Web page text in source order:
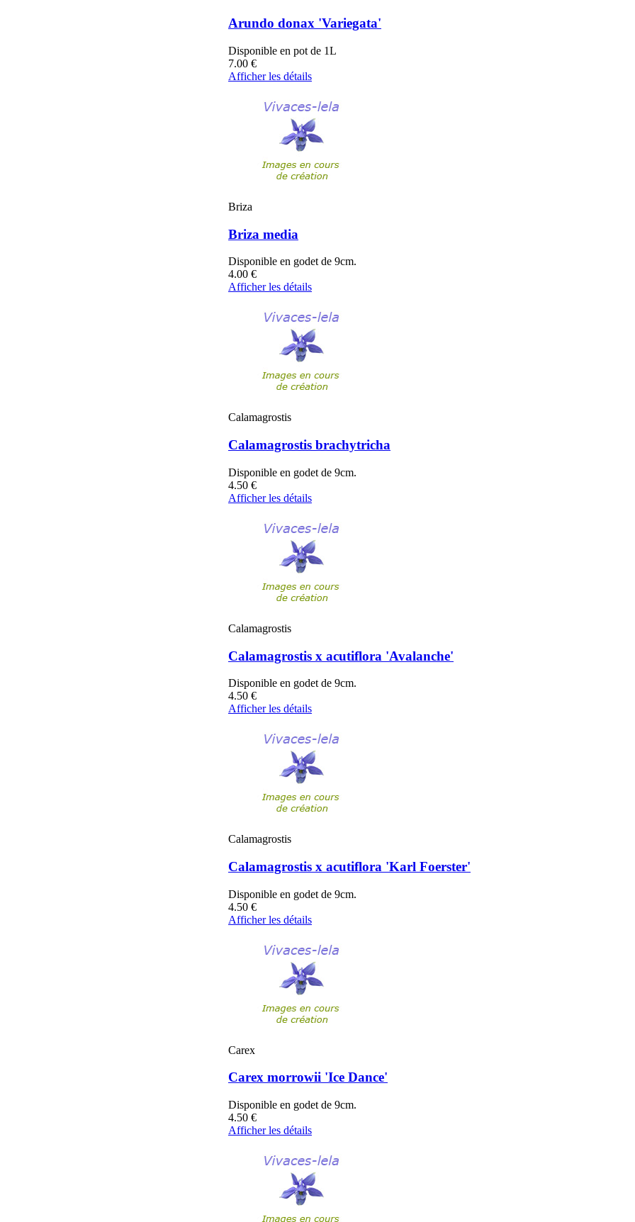
Arundo donax 'Variegata'
Disponible en pot de 1L
7.00 €
Afficher les détails
Briza
Briza media
Disponible en godet de 9cm.
4.00 €
Afficher les détails
Calamagrostis
Calamagrostis brachytricha
Disponible en godet de 9cm.
4.50 €
Afficher les détails
Calamagrostis
Calamagrostis x acutiflora 'Avalanche'
Disponible en godet de 9cm.
4.50 €
Afficher les détails
Calamagrostis
Calamagrostis x acutiflora 'Karl Foerster'
Disponible en godet de 9cm.
4.50 €
Afficher les détails
Carex
Carex morrowii 'Ice Dance'
Disponible en godet de 9cm.
4.50 €
Afficher les détails